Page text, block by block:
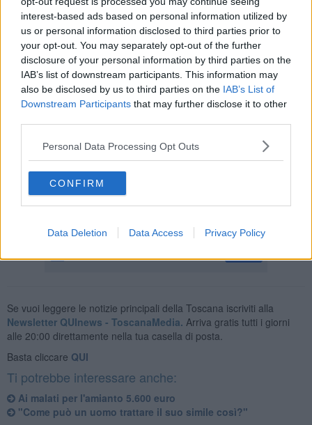
interest-based ads based on personal information utilized by
us or personal information disclosed to third parties prior to
your opt-out. You may separately opt-out of the further
disclosure of your personal information by third parties on the
IAB’s list of downstream participants. This information may
also be disclosed by us to third parties on the IAB’s List of
Downstream Participants that may further disclose it to other
Personal Data Processing Opt Outs
CONFIRM
Data Deletion Data Access Privacy Policy
stabilirlo è una sentenza del tribunale di Firenze, secondo il quale
il militare sarebbe deceduto perché lo Stato non avrebbe protetto a
dovere i propri soldati.
L'accusa riguarda l'assenza di equipaggiamento adeguato alle
circostanze di pericolo: dieci mesi, tanto bastò almaresciallo
Pasquale Cirelliper andarsene a causa del contatto conuranio
impoveritodurante alcune missioni nell'est Europa,in Somalia e
lo Stato rimborsi ai familiari una quota di866mila euro
. Resta
ancora da definire la partita risarcitoria alTarper le sofferenze
subite dal militare durante la malattia.
Se vuoi leggere le notizie principali della Toscana iscriviti alla
Newsletter QUInews - ToscanaMedia. Arriva gratis tutti i giorni
alle 20:00 direttamente nella tua casella di posta.
Basta cliccare QUI
Ti potrebbe interessare anche:
Ai malati per l'amianto 5.600 euro
"Come può un uomo trattare il suo simile così?"